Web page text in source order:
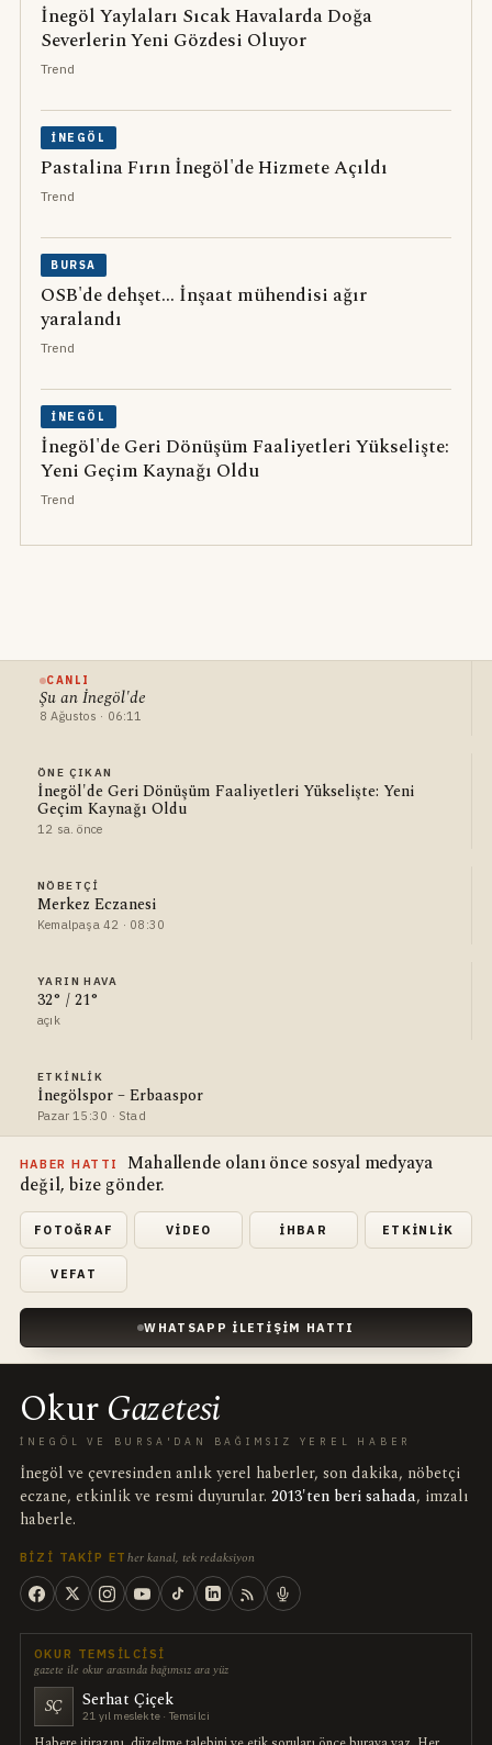
İnegöl Yaylaları Sıcak Havalarda Doğa
Severlerin Yeni Gözdesi Oluyor
Trend
İNEGÖL
Pastalina Fırın İnegöl'de Hizmete Açıldı
Trend
BURSA
OSB'de dehşet... İnşaat mühendisi ağır
yaralandı
Trend
İNEGÖL
İnegöl'de Geri Dönüşüm Faaliyetleri Yükselişte:
Yeni Geçim Kaynağı Oldu
Trend
CANLI
Şu an İnegöl'de
8 Ağustos · 06:11
ÖNE ÇIKAN
İnegöl'de Geri Dönüşüm Faaliyetleri Yükselişte: Yeni
Geçim Kaynağı Oldu
12 sa. önce
NÖBETÇI
Merkez Eczanesi
Kemalpaşa 42 · 08:30
YARIN HAVA
32° / 21°
açık
ETKINLIK
İnegölspor – Erbaaspor
Pazar 15:30 · Stad
HABER HATTI
Mahallende olanı önce sosyal medyaya
değil, bize gönder.
FOTOĞRAF VIDEO İHBAR ETKINLIK
VEFAT
WHATSAPP İLETIŞIM HATTI
OkurGazetesi
İNEGÖL VE BURSA'DAN BAĞIMSIZ YEREL HABER
İnegöl ve çevresinden anlık yerel haberler, son dakika, nöbetçi
eczane, etkinlik ve resmi duyurular. 2013'ten beri sahada, imzalı
haberle.
BIZI TAKIP ET her kanal, tek redaksiyon
OKUR TEMSILCISI
gazete ile okur arasında bağımsız ara yüz
SÇ Serhat Çiçek
21 yıl meslekte · Temsilci